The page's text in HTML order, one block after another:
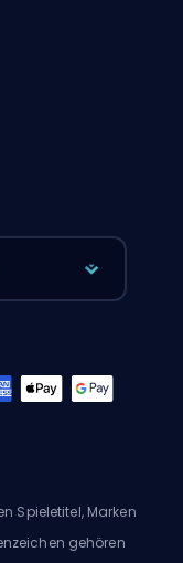
Spieletitel, Marken
gehören